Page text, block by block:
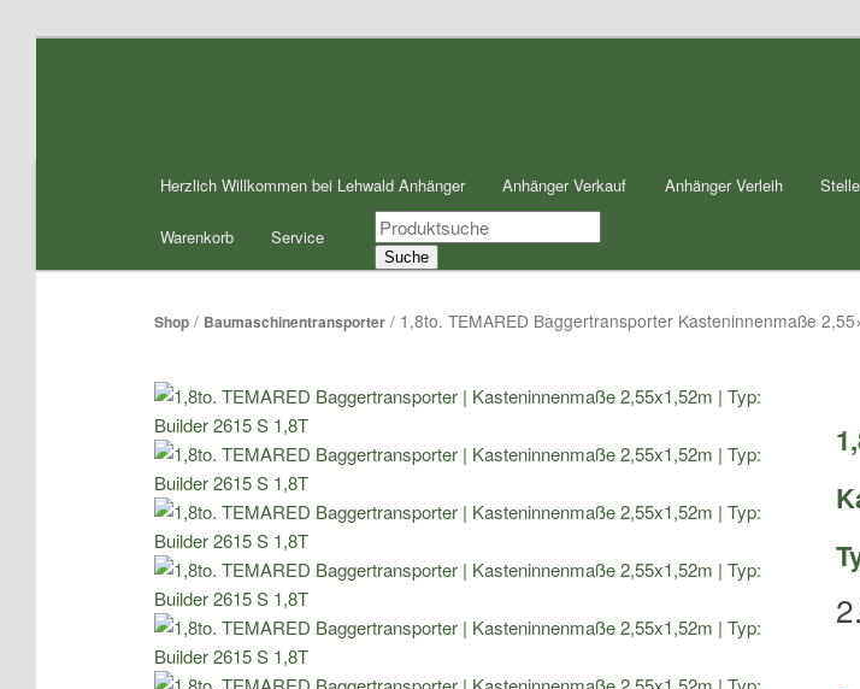
Herzlich Willkommen bei Lehwald Anhänger Anhänger Verkauf Anhänger Verleih
Warenkorb Service
Products
search
Suche
Shop/ Baumaschinentransporter/ 1,8to. TEMARED Baggertransporter Kasteninnenmaße